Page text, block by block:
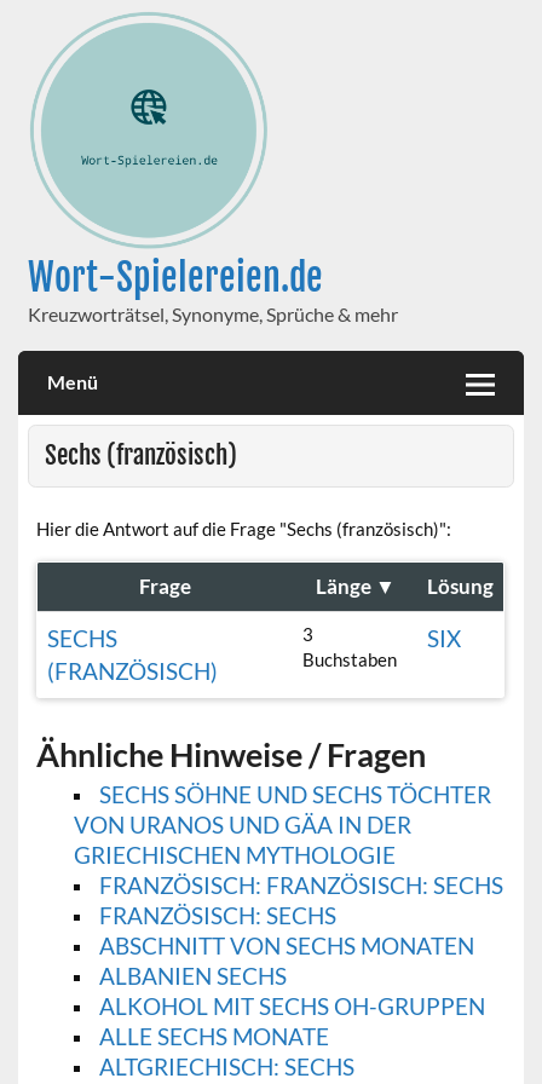
Wort-Spielereien.de
Kreuzworträtsel, Synonyme, Sprüche & mehr
Menü
Sechs (französisch)
Hier die Antwort auf die Frage "Sechs (französisch)":
Frage Länge ▼ Lösung
SECHS
(FRANZÖSISCH)
3
Buchstaben
SIX
Ähnliche Hinweise / Fragen
SECHS SÖHNE UND SECHS TÖCHTER
VON URANOS UND GÄA IN DER
GRIECHISCHEN MYTHOLOGIE
FRANZÖSISCH: FRANZÖSISCH: SECHS
FRANZÖSISCH: SECHS
ABSCHNITT VON SECHS MONATEN
ALBANIEN SECHS
ALKOHOL MIT SECHS OH-GRUPPEN
ALLE SECHS MONATE
ALTGRIECHISCH: SECHS